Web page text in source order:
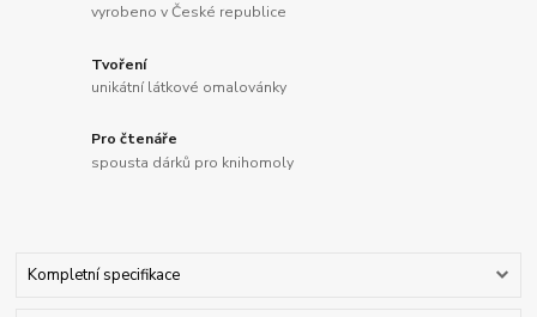
vyrobeno v České republice
Tvoření
unikátní látkové omalovánky
Pro čtenáře
spousta dárků pro knihomoly
Kompletní specifikace